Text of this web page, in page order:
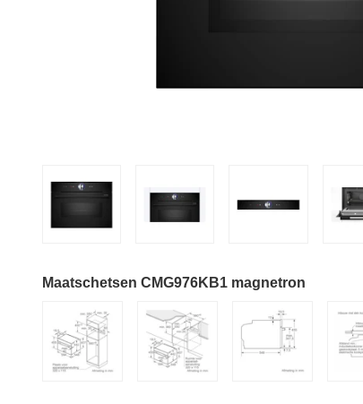
Maatschetsen CMG976KB1 magnetron